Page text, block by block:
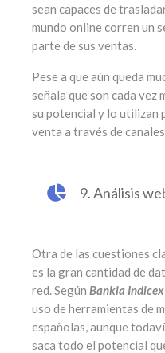
sean capaces de
mundo online corren un
parte de sus ventas.
Pese a que aún queda
señala que son cada vez
su potencial y lo utilizan
venta a través de
9. Análisis
Otra de las cuestiones
es la gran cantidad de
red. Según Bankia
uso de herramientas de
españolas, aunque
saca todo el potencial